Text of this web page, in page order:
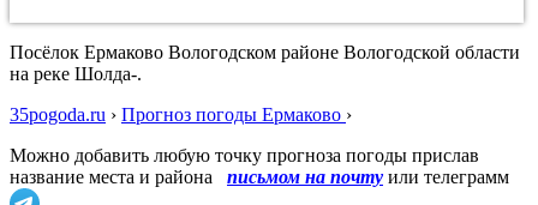
Посёлок Ермаково Вологодском районе Вологодской области
на реке Шолда-.
35pogoda.ru › Прогноз погоды Ермаково ›
Можно добавить любую точку прогноза погоды прислав
название места и района
письмом на почту или телеграмм